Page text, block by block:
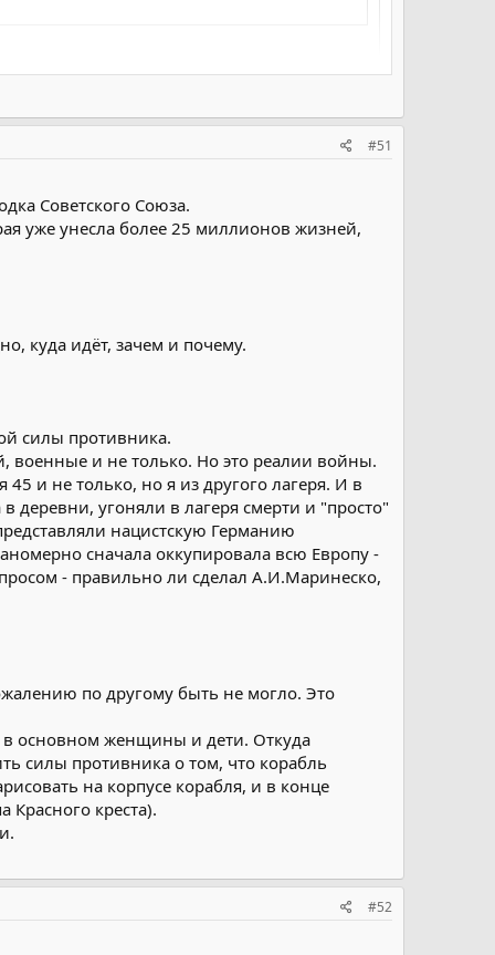
#51
Советского Союза.
уже унесла более 25 миллионов жизней,
куда идёт, зачем и почему.
силы противника.
военные и не только. Но это реалии войны.
и не только, но я из другого лагеря. И в
угоняли в лагеря смерти и "просто"
нацистскую Германию
сначала оккупировала всю Европу -
- правильно ли сделал А.И.Маринеско,
по другому быть не могло. Это
в основном женщины и дети. Откуда
силы противника о том, что корабль
на корпусе корабля, и в конце
креста).
#52